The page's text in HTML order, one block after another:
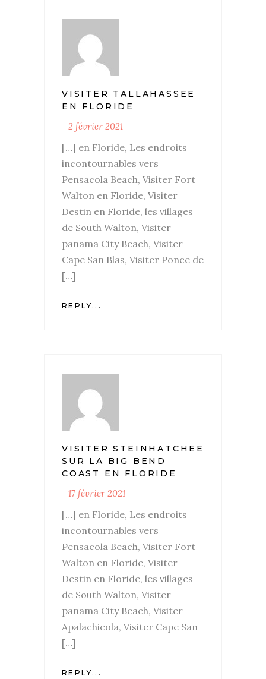
VISITER TALLAHASSEE
EN FLORIDE
2 février 2021
[…] en Floride, Les endroits
incontournables vers
Pensacola Beach, Visiter Fort
Walton en Floride, Visiter
Destin en Floride, les villages
de South Walton, Visiter
panama City Beach, Visiter
Cape San Blas, Visiter Ponce de
[…]
REPLY...
VISITER STEINHATCHEE
SUR LA BIG BEND
COAST EN FLORIDE
17 février 2021
[…] en Floride, Les endroits
incontournables vers
Pensacola Beach, Visiter Fort
Walton en Floride, Visiter
Destin en Floride, les villages
de South Walton, Visiter
panama City Beach, Visiter
Apalachicola, Visiter Cape San
[…]
REPLY...